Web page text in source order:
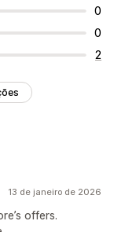
0
0
2
13 de janeiro de 2026
offers.